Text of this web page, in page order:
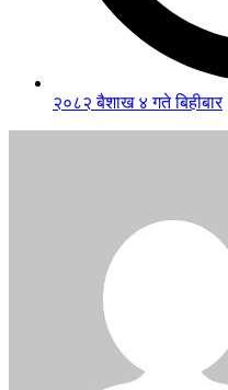
२०८२ बैशाख ४ गते बिहीबार